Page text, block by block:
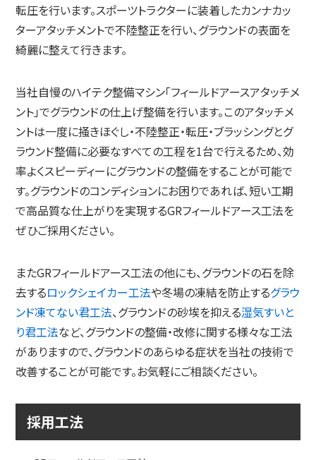
転圧を行います。スポーツトラクターに装着したカンナカッ
ターアタッチメントで不陸整正を行い、グラウンドの表面を
綺麗に整えて行きます。
当社自慢のハイテク整備マシン「フィールドアースアタッチメ
ント」でグラウンドの仕上げ整備を行います。このアタッチメ
ントは一度に掻きほぐし・不陸整正・転圧・ブラッシングとグ
ラウンド整備に必要なすべての工程を1台で行えるため、効
率よくスピーディーにグラウンドの整備をすることが可能で
す。グラウンドのコンディションにお困りであれば、短い工期
で高品質な仕上がりを実現するGRフィールドアース工法を
ぜひご採用ください。
またGRフィールドアース工法の他にも、グラウンドの石を除
去するロックシェイカー工法や冬場の凍結を防止するグラウ
ンド凍てない君工法、グラウンドの砂埃を抑える湿気すいと
り君工法など、グラウンドの整備・改修に関する様々な工法
がありますので、グラウンドのあらゆる症状を当社の技術で
改善することが可能です。お気軽にご相談ください。
採用工法